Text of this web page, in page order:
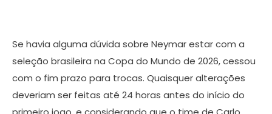
Se havia alguma dúvida sobre Neymar estar com a
seleção brasileira na Copa do Mundo de 2026, cessou
com o fim prazo para trocas. Quaisquer alterações
deveriam ser feitas até 24 horas antes do início do